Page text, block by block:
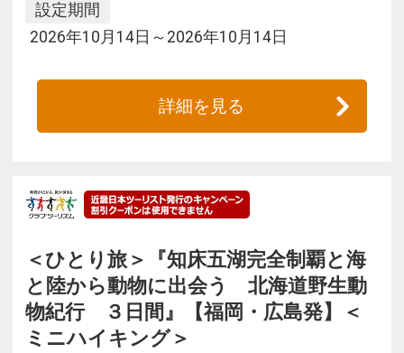
設定期間
2026年10月14日～2026年10月14日
詳細を見る
＜ひとり旅＞『知床五湖完全制覇と海
と陸から動物に出会う 北海道野生動
物紀行 ３日間』【福岡・広島発】＜
ミニハイキング＞